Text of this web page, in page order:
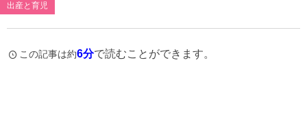
出産と育児
この記事は約6分で読むことができます。